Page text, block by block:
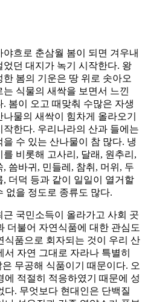
야흐로 춘삼월 봄이 되면 겨우내
었던 대지가 녹기 시작한다. 왕
한 봄의 기운은 땅 위로 솟아오
는 식물의 새싹을 보면서 느낀
. 봄이 오고 때맞춰 수많은 자생
나물의 새싹이 힘차게 올라오기
작한다. 우리나라의 산과 들에는
을 수 있는 산나물이 참 많다. 냉
를 비롯해 고사리, 달래, 원추리,
, 씀바귀, 민들레, 참취, 머위, 두
, 더덕 등과 같이 일일이 열거할
없을 정도로 종류도 많다.
근 국민소득이 올라가고 사회 곳
더불어 자연식품에 대한 관심도
식품으로 회자되는 것이 우리 산
자연 그대로 자라나 특별히
무공해 식품이기 때문이다. 오
에 적절히 적응하였기 때문에 성
. 무엇보다 현대인은 단백질